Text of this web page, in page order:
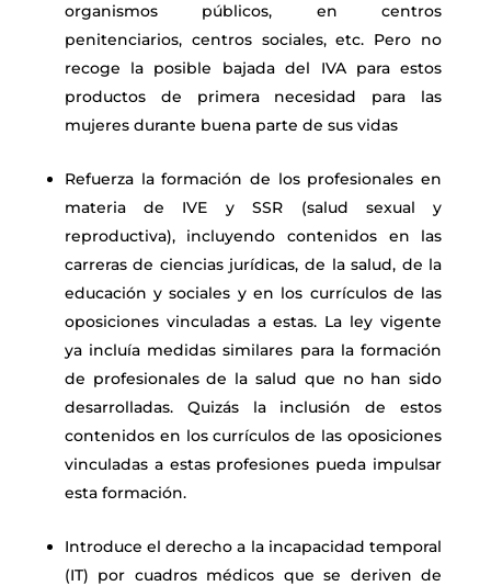
organismos públicos, en centros
penitenciarios, centros sociales, etc. Pero no
recoge la posible bajada del IVA para estos
productos de primera necesidad para las
mujeres durante buena parte de sus vidas
Refuerza la formación de los profesionales en
materia de IVE y SSR (salud sexual y
reproductiva), incluyendo contenidos en las
carreras de ciencias jurídicas, de la salud, de la
educación y sociales y en los currículos de las
oposiciones vinculadas a estas. La ley vigente
ya incluía medidas similares para la formación
de profesionales de la salud que no han sido
desarrolladas. Quizás la inclusión de estos
contenidos en los currículos de las oposiciones
vinculadas a estas profesiones pueda impulsar
esta formación.
Introduce el derecho a la incapacidad temporal
(IT) por cuadros médicos que se deriven de